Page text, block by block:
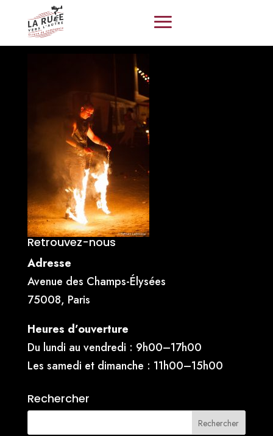
Retrouvez-nous
Adresse
Avenue des Champs-Élysées
75008, Paris
Heures d’ouverture
Du lundi au vendredi : 9h00–17h00
Les samedi et dimanche : 11h00–15h00
Rechercher